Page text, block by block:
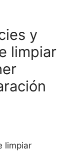
y
limpiar
limpiar